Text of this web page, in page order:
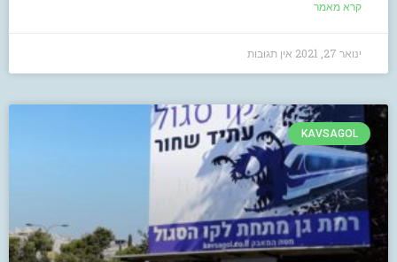
קרא מאמר
ינואר 27, 2021 אין תגובות
KAVSAGOL